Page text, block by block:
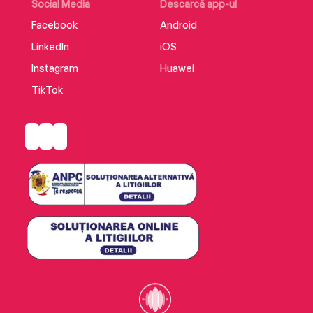
Social Media
Facebook
LinkedIn
Instagram
TikTok
Descarcă app-ul
Android
iOS
Huawei